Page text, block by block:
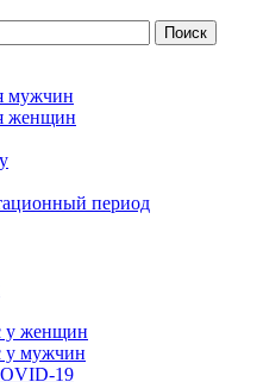
мужчин
женщин
период
у женщин
у мужчин
19